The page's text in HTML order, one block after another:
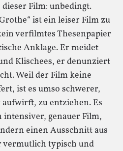
Film: unbedingt.
ist ein leiser Film zu
verfilmtes Thesenpapier
Anklage. Er meidet
Klischees, er denunziert
Weil der Film keine
ist es umso schwerer,
zu entziehen. Es
genauer Film,
einen Ausschnitt aus
vermutlich typisch und